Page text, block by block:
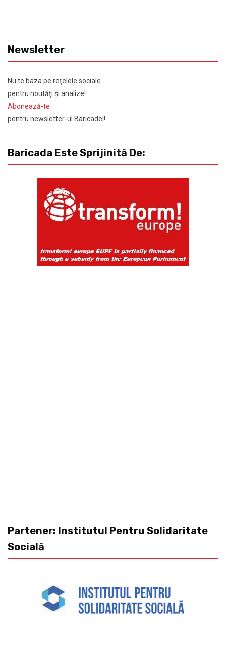
Newsletter
Nu te baza pe reţelele sociale
pentru noutăţi şi analize!
Abonează-te
pentru newsletter-ul Baricadei!:
Baricada Este Sprijinită De:
Partener: Institutul Pentru Solidaritate
Socială